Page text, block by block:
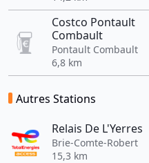
Costco Pontault
Combault
Pontault Combault
6,8 km
Autres Stations
Relais De L'Yerres
Brie-Comte-Robert
15,3 km